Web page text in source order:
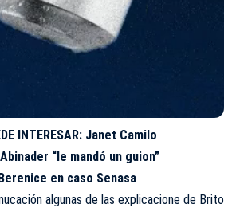
INTERESAR: Janet Camilo
“le mandó un guion”
en caso Senasa
algunas de las explicacione de Brito